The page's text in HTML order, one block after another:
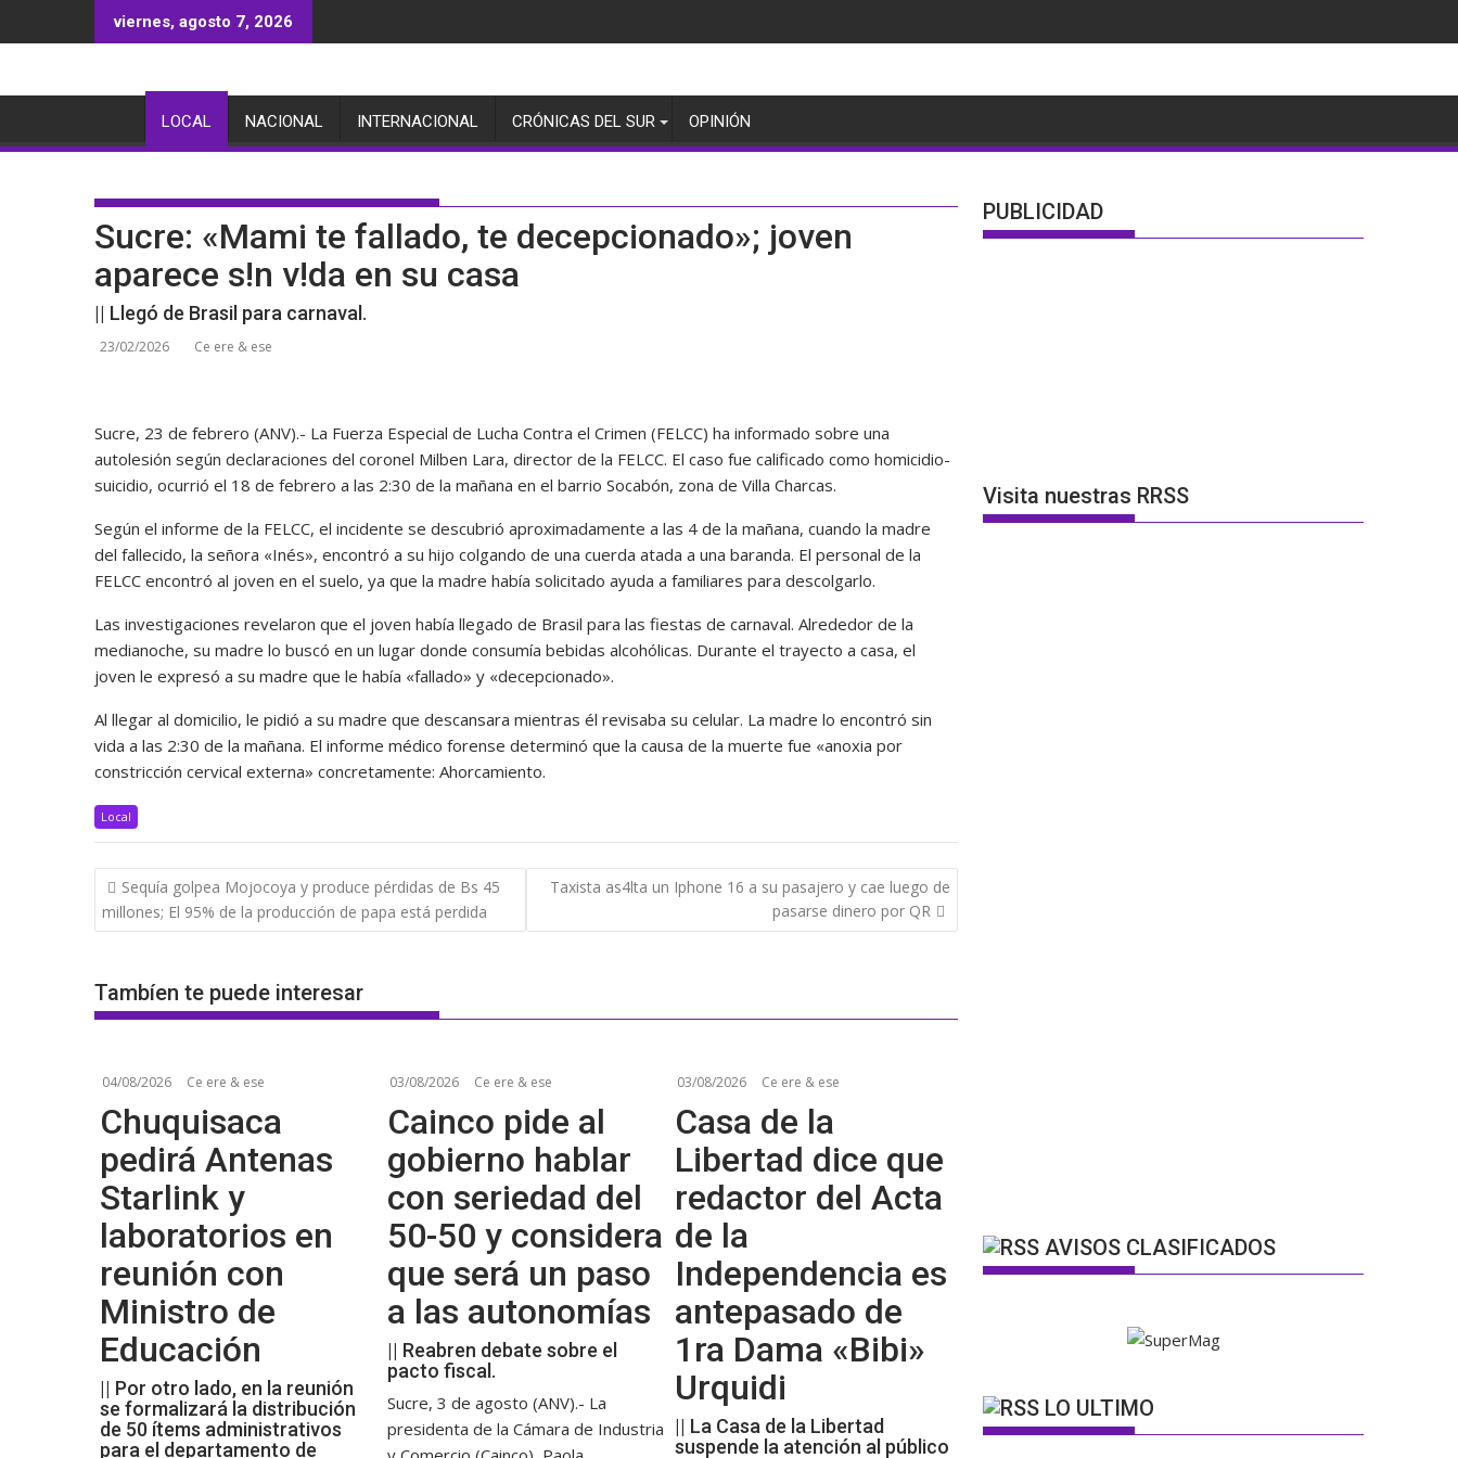
al
viernes, agosto 7, 2026
LOCAL NACIONAL INTERNACIONAL CRÓNICAS DEL SUR OPINIÓN
Sucre: «Mami te fallado, te decepcionado»; joven
aparece s!n v!da en su casa
|| Llegó de Brasil para carnaval.
23/02/2026 Ce ere & ese
Sucre, 23 de febrero (ANV).- La Fuerza Especial de Lucha Contra el Crimen (FELCC) ha informado sobre una
autolesión según declaraciones del coronel Milben Lara, director de la FELCC. El caso fue calificado como homicidio-
suicidio, ocurrió el 18 de febrero a las 2:30 de la mañana en el barrio Socabón, zona de Villa Charcas.
Según el informe de la FELCC, el incidente se descubrió aproximadamente a las 4 de la mañana, cuando la madre
del fallecido, la señora «Inés», encontró a su hijo colgando de una cuerda atada a una baranda. El personal de la
FELCC encontró al joven en el suelo, ya que la madre había solicitado ayuda a familiares para descolgarlo.
Las investigaciones revelaron que el joven había llegado de Brasil para las fiestas de carnaval. Alrededor de la
medianoche, su madre lo buscó en un lugar donde consumía bebidas alcohólicas. Durante el trayecto a casa, el
joven le expresó a su madre que le había «fallado» y «decepcionado».
Al llegar al domicilio, le pidió a su madre que descansara mientras él revisaba su celular. La madre lo encontró sin
vida a las 2:30 de la mañana. El informe médico forense determinó que la causa de la muerte fue «anoxia por
constricción cervical externa» concretamente: Ahorcamiento.
Local
Navegación
de
entradas
Sequía golpea Mojocoya y produce pérdidas de Bs 45
millones; El 95% de la producción de papa está perdida
Taxista as4lta un Iphone 16 a su pasajero y cae luego de
pasarse dinero por QR
Tambíen te puede interesar
04/08/2026 Ce ere & ese
Chuquisaca
pedirá Antenas
Starlink y
laboratorios en
reunión con
Ministro de
Educación
|| Por otro lado, en la reunión
se formalizará la distribución
de 50 ítems administrativos
para el departamento de
03/08/2026 Ce ere & ese
Cainco pide al
gobierno hablar
con seriedad del
50-50 y considera
que será un paso
a las autonomías
|| Reabren debate sobre el
pacto fiscal.
Sucre, 3 de agosto (ANV).- La
presidenta de la Cámara de Industria
03/08/2026 Ce ere & ese
Casa de la
Libertad dice que
redactor del Acta
de la
Independencia es
antepasado de
1ra Dama «Bibi»
Urquidi
|| La Casa de la Libertad
suspende la atención al público
PUBLICIDAD
Visita nuestras RRSS
AVISOS CLASIFICADOS
LO ULTIMO